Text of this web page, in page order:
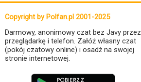
Copyright by Polfan.pl 2001-2025
Darmowy, anonimowy czat bez Javy przez
przeglądarkę i telefon. Załóż własny czat
(pokój czatowy online) i osadź na swojej
stronie internetowej.